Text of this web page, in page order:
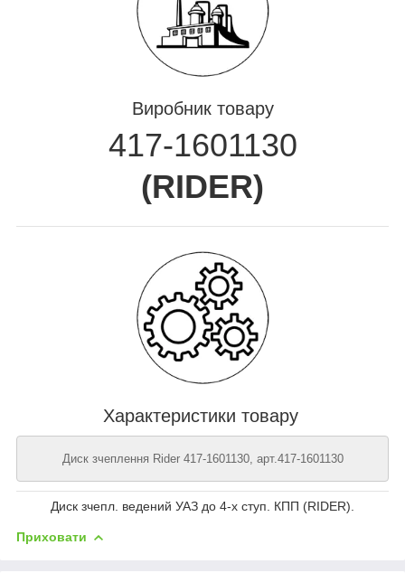
Виробник товару
417-1601130
(RIDER)
Характеристики товару
Диск зчеплення Rider 417-1601130, арт.417-1601130
Диск зчепл. ведений УАЗ до 4-х ступ. КПП (RIDER).
Приховати